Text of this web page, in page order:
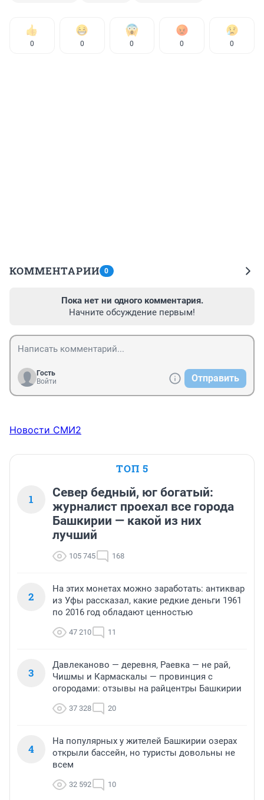
0 0 0 0 0
КОММЕНТАРИИ 0
Пока нет ни одного комментария.
Начните обсуждение первым!
Гость
Войти
Отправить
Новости СМИ2
ТОП 5
1
Север бедный, юг богатый:
журналист проехал все города
Башкирии — какой из них
лучший
105 745 168
2
На этих монетах можно заработать: антиквар
из Уфы рассказал, какие редкие деньги 1961
по 2016 год обладают ценностью
47 210 11
3
Давлеканово — деревня, Раевка — не рай,
Чишмы и Кармаскалы — провинция с
огородами: отзывы на райцентры Башкирии
37 328 20
4
На популярных у жителей Башкирии озерах
открыли бассейн, но туристы довольны не
всем
32 592 10